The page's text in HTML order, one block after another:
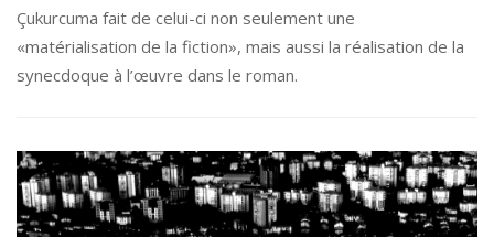
Çukurcuma fait de celui-ci non seulement une
«matérialisation de la fiction», mais aussi la réalisation de la
synecdoque à l’œuvre dans le roman.